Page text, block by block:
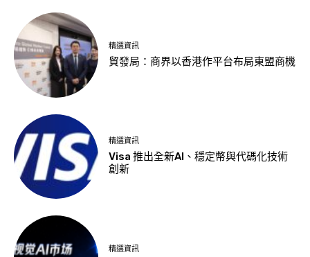
精選資訊
貿發局：商界以香港作平台布局東盟商機
精選資訊
Visa 推出全新AI、穩定幣與代碼化技術
創新
精選資訊